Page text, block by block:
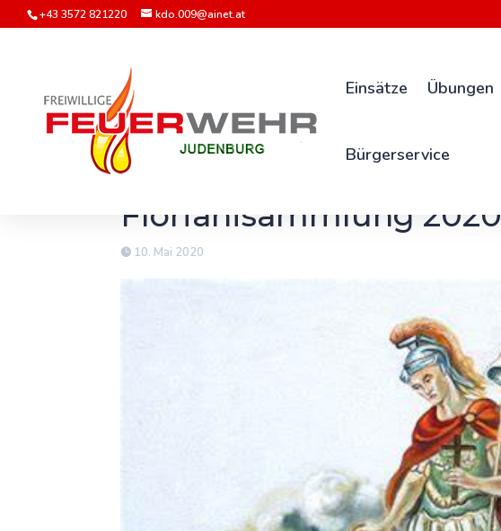
+43 3572 821220 kdo.009@ainet.at
Einsätze Übungen
Bürgerservice
Florianisammlung 2020
10. Mai 2020